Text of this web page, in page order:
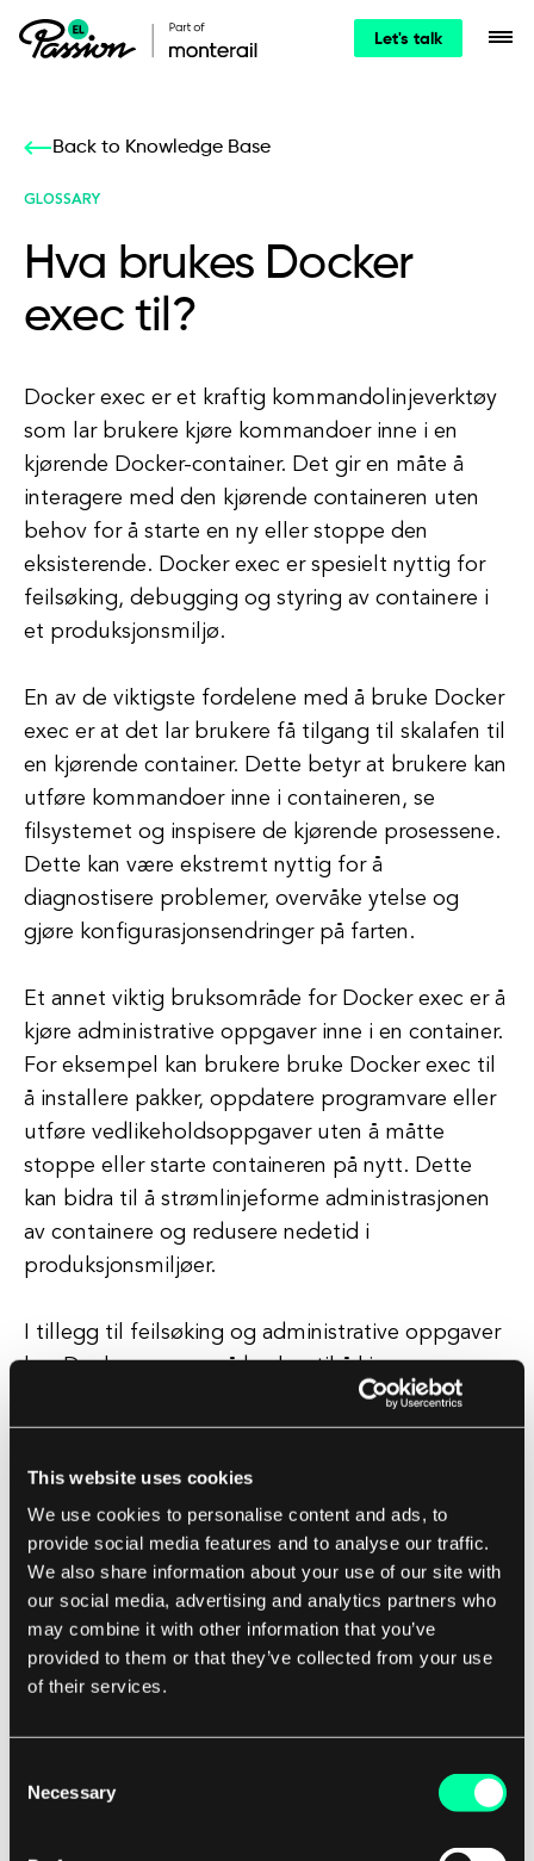
This website uses cookies
We use cookies to personalise content and ads, to
provide social media features and to analyse our traffic.
We also share information about your use of our site with
our social media, advertising and analytics partners who
may combine it with other information that you’ve
provided to them or that they’ve collected from your use
of their services.
Selection
Necessary
Let's talk
Back to Knowledge Base
GLOSSARY
Hva brukes Docker
exec til?
Docker exec er et kraftig kommandolinjeverktøy
som lar brukere kjøre kommandoer inne i en
kjørende Docker-container. Det gir en måte å
interagere med den kjørende containeren uten
behov for å starte en ny eller stoppe den
eksisterende. Docker exec er spesielt nyttig for
feilsøking, debugging og styring av containere i
et produksjonsmiljø.
En av de viktigste fordelene med å bruke Docker
exec er at det lar brukere få tilgang til skalafen til
en kjørende container. Dette betyr at brukere kan
utføre kommandoer inne i containeren, se
filsystemet og inspisere de kjørende prosessene.
Dette kan være ekstremt nyttig for å
diagnostisere problemer, overvåke ytelse og
gjøre konfigurasjonsendringer på farten.
Et annet viktig bruksområde for Docker exec er å
kjøre administrative oppgaver inne i en container.
For eksempel kan brukere bruke Docker exec til
å installere pakker, oppdatere programvare eller
utføre vedlikeholdsoppgaver uten å måtte
stoppe eller starte containeren på nytt. Dette
kan bidra til å strømlinjeforme administrasjonen
av containere og redusere nedetid i
produksjonsmiljøer.
I tillegg til feilsøking og administrative oppgaver
kan Docker exec også brukes til å kjøre
engangskommandoer inne i en container. For
eksempel kan brukere bruke Docker exec til å
kjøre et skript, utføre en databaseforespørsel
tilgang til containerens miljø. Dette kan være
spesielt nyttig for utviklere som trenger å teste
endringer eller kjøre spesifikke oppgaver inne i en
container.
Generelt er Docker exec et allsidig verktøy som
gir brukere en praktisk måte å interagere med
å feilsøke problemer, utføre administrative